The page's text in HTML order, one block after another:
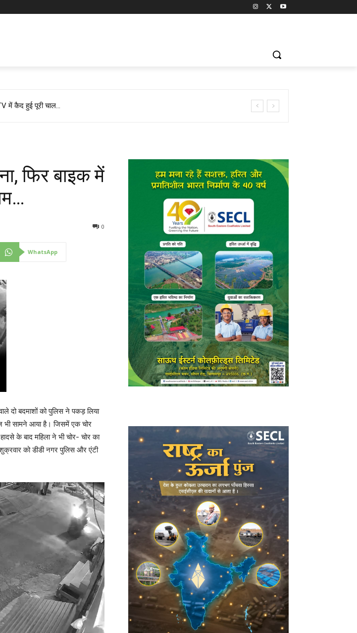
डॉक्टर नहीं है…
में कैद हुई पूरी चाल…
फिर बाइक में
0
WhatsApp
दो बदमाशों को पुलिस ने पकड़ लिया
भी सामने आया है। जिसमें एक चोर
के बाद महिला ने भी चोर- चोर का
को डीडी नगर पुलिस और एंटी